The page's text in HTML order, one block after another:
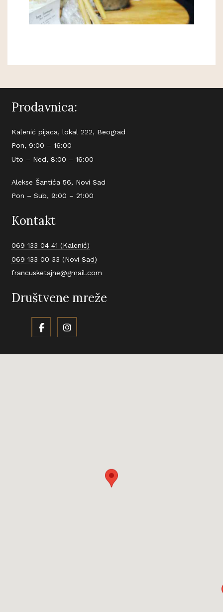
Prodavnica:
Kalenić pijaca, lokal 222, Beograd
Pon, 9:00 – 16:00
Uto – Ned, 8:00 – 16:00
Alekse Šantića 56, Novi Sad
Pon – Sub, 9:00 – 21:00
Kontakt
069 133 04 41 (Kalenić)
069 133 00 33 (Novi Sad)
francusketajne@gmail.com
Društvene mreže